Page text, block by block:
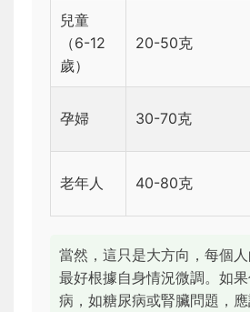
兒童
（6-12
歲）
20-50克
孕婦 30-70克
老年人 40-80克
當然，這只是大方向，每個人
最好根據自身情況微調。如
病，如糖尿病或腎臟問題，